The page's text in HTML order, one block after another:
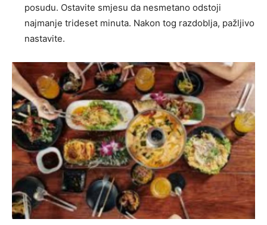
posudu. Ostavite smjesu da nesmetano odstoji
najmanje trideset minuta. Nakon tog razdoblja, pažljivo
nastavite.